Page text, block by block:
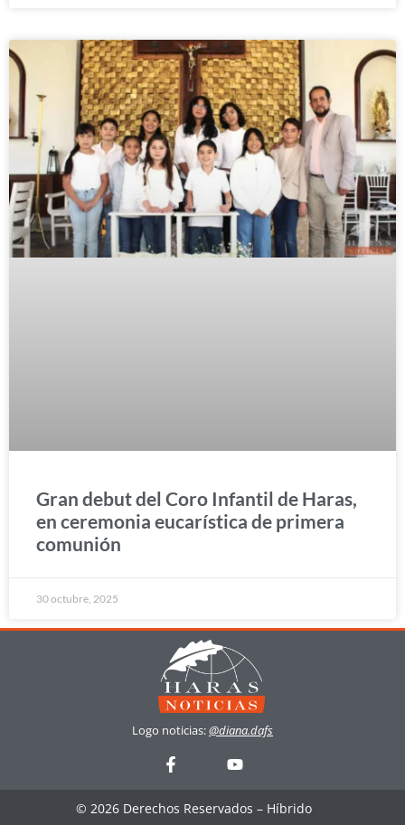
Gran debut del Coro Infantil de Haras,
en ceremonia eucarística de primera
comunión
30 octubre, 2025
Logo noticias:@diana.dafs
© 2026 Derechos Reservados – Híbrido